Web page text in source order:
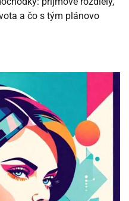
a čo s tým plánovo